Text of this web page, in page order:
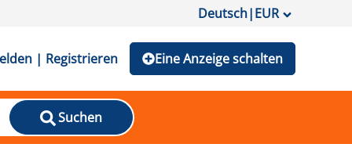
Deutsch|EUR
| Registrieren Eine Anzeige schalten
Suchen